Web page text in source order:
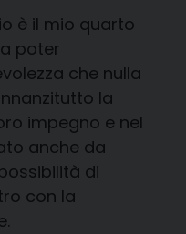
è il mio quarto
poter
che nulla
la
impegno e nel
anche da
di
con la